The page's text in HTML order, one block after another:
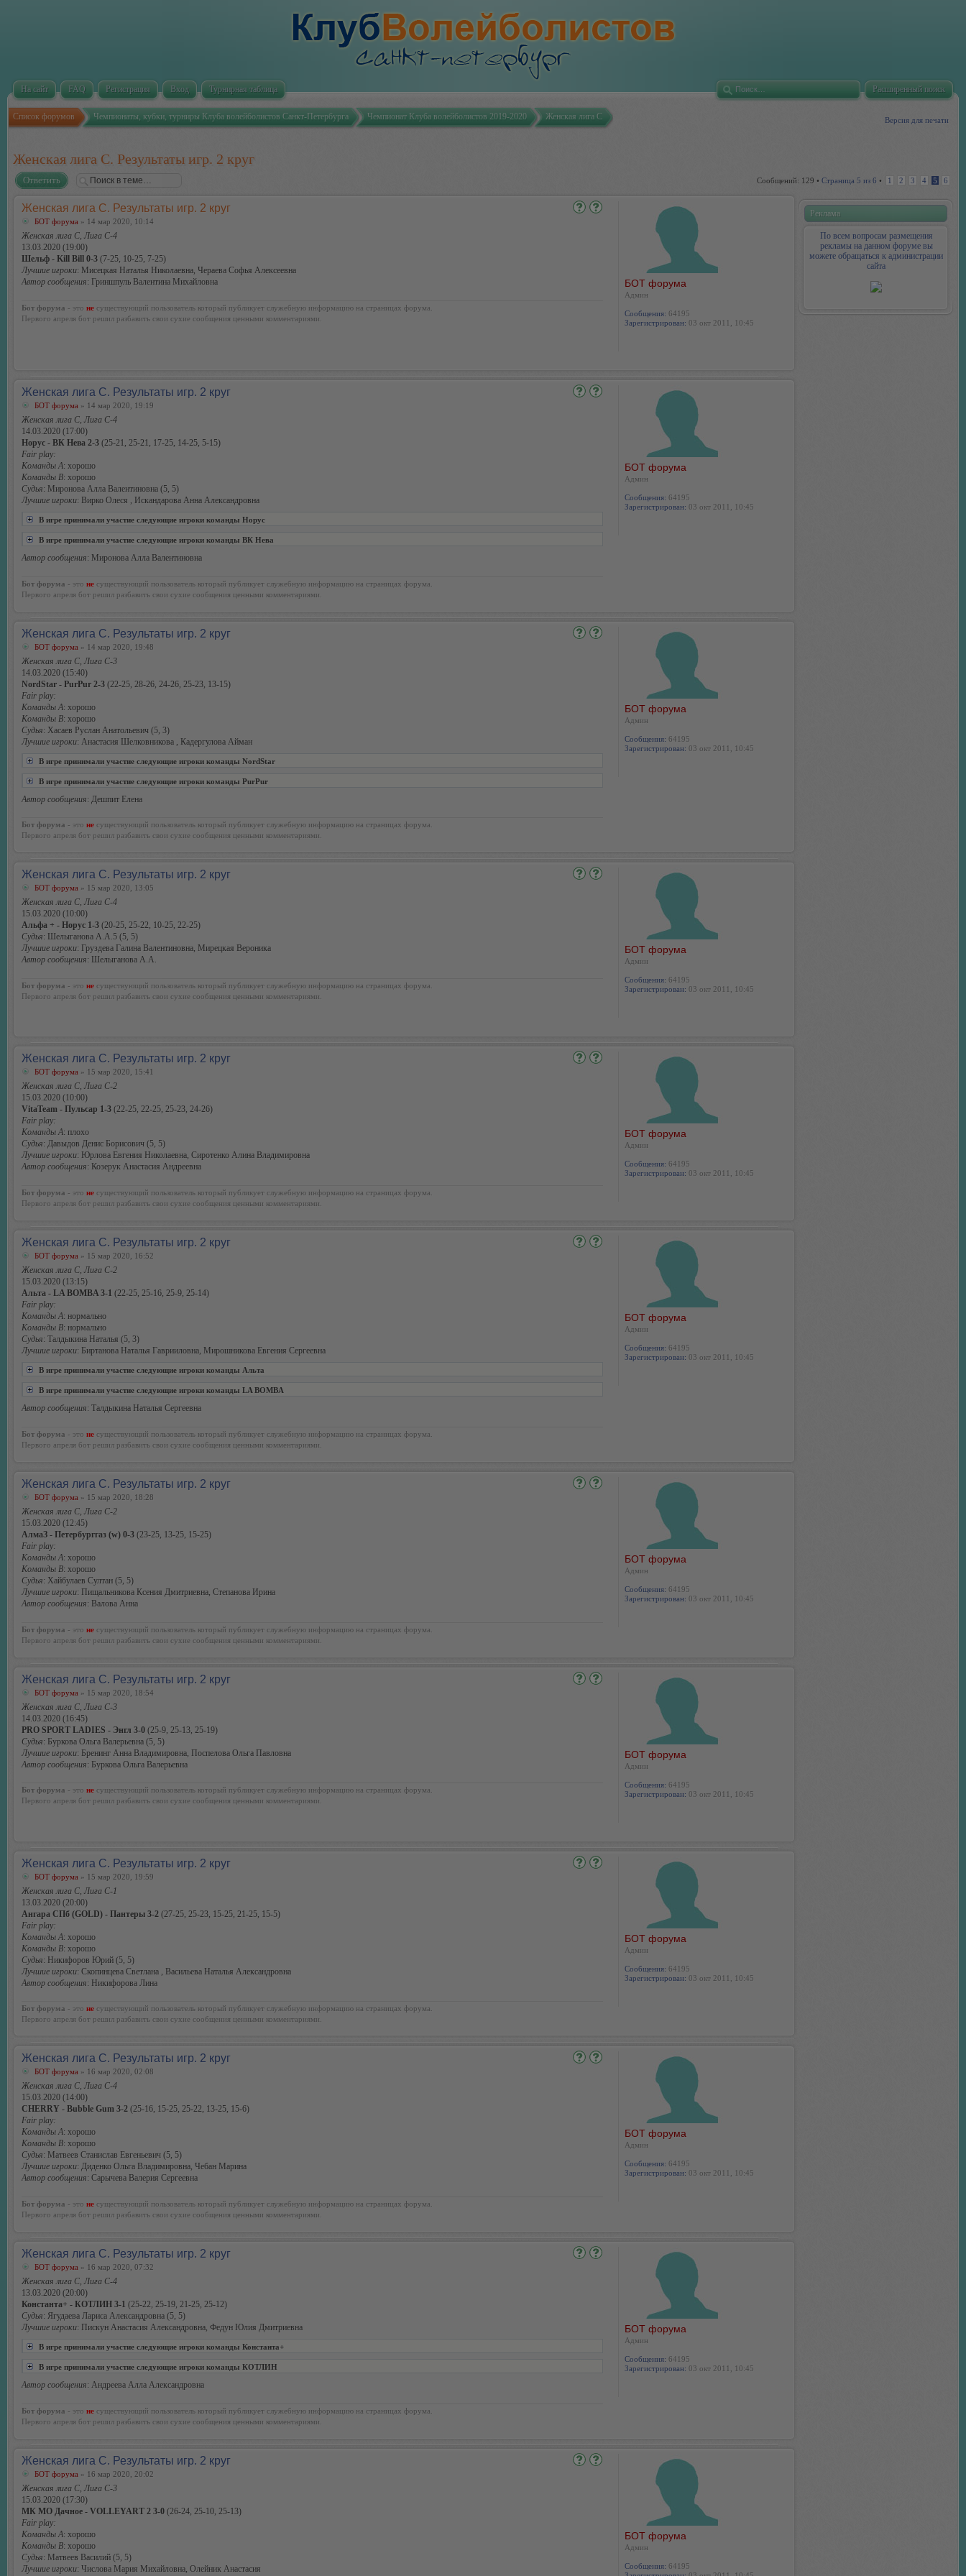
Расширенный поиск
На сайт FAQ Регистрация Вход Турнирная таблица
Версия для печати
Список форумов Чемпионаты, кубки, турниры Клуба волейболистов Санкт-Петербурга Чемпионат Клуба волейболистов 2019-2020 Женская лига С
Женская лига С. Результаты игр. 2 круг
Ответить Сообщений: 129 • Страница 5 из 6 • 1 2 3 4 5 6
Женская лига С. Результаты игр. 2 круг
БОТ форума » 14 мар 2020, 10:14
Женская лига С, Лига С-4
13.03.2020 (19:00)
Шельф - Kill Bill 0-3 (7-25, 10-25, 7-25)
Лучшие игроки: Мисецкая Наталья Николаевна, Чераева Софья Алексеевна
Автор сообщения: Гриншпуль Валентина Михайловна
Бот форума - это не существующий пользователь который публикует служебную информацию на страницах форума.
Первого апреля бот решил разбавить свои сухие сообщения ценными комментариями.
БОТ форума
Админ
Сообщения: 64195
Зарегистрирован: 03 окт 2011, 10:45
Женская лига С. Результаты игр. 2 круг
БОТ форума » 14 мар 2020, 19:19
Женская лига С, Лига С-4
14.03.2020 (17:00)
Норус - ВК Нева 2-3 (25-21, 25-21, 17-25, 14-25, 5-15)
Fair play:
Команды А: хорошо
Команды В: хорошо
Судья: Миронова Алла Валентиновна (5, 5)
Лучшие игроки: Вирко Олеся , Искандарова Анна Александровна
В игре принимали участие следующие игроки команды Норус
В игре принимали участие следующие игроки команды ВК Нева
Автор сообщения: Миронова Алла Валентиновна
Бот форума - это не существующий пользователь который публикует служебную информацию на страницах форума.
Первого апреля бот решил разбавить свои сухие сообщения ценными комментариями.
БОТ форума
Админ
Сообщения: 64195
Зарегистрирован: 03 окт 2011, 10:45
Женская лига С. Результаты игр. 2 круг
БОТ форума » 14 мар 2020, 19:48
Женская лига С, Лига С-3
14.03.2020 (15:40)
NordStar - PurPur 2-3 (22-25, 28-26, 24-26, 25-23, 13-15)
Fair play:
Команды А: хорошо
Команды В: хорошо
Судья: Хасаев Руслан Анатольевич (5, 3)
Лучшие игроки: Анастасия Шелковникова , Кадергулова Айман
В игре принимали участие следующие игроки команды NordStar
В игре принимали участие следующие игроки команды PurPur
Автор сообщения: Дешпит Елена
Бот форума - это не существующий пользователь который публикует служебную информацию на страницах форума.
Первого апреля бот решил разбавить свои сухие сообщения ценными комментариями.
БОТ форума
Админ
Сообщения: 64195
Зарегистрирован: 03 окт 2011, 10:45
Женская лига С. Результаты игр. 2 круг
БОТ форума » 15 мар 2020, 13:05
Женская лига С, Лига С-4
15.03.2020 (10:00)
Альфа + - Норус 1-3 (20-25, 25-22, 10-25, 22-25)
Судья: Шелыганова А.А.5 (5, 5)
Лучшие игроки: Груздева Галина Валентиновна, Мирецкая Вероника
Автор сообщения: Шелыганова А.А.
Бот форума - это не существующий пользователь который публикует служебную информацию на страницах форума.
Первого апреля бот решил разбавить свои сухие сообщения ценными комментариями.
БОТ форума
Админ
Сообщения: 64195
Зарегистрирован: 03 окт 2011, 10:45
Женская лига С. Результаты игр. 2 круг
БОТ форума » 15 мар 2020, 15:41
Женская лига С, Лига С-2
15.03.2020 (10:00)
VitaTeam - Пульсар 1-3 (22-25, 22-25, 25-23, 24-26)
Fair play:
Команды А: плохо
Судья: Давыдов Денис Борисович (5, 5)
Лучшие игроки: Юрлова Евгения Николаевна, Сиротенко Алина Владимировна
Автор сообщения: Козерук Анастасия Андреевна
Бот форума - это не существующий пользователь который публикует служебную информацию на страницах форума.
Первого апреля бот решил разбавить свои сухие сообщения ценными комментариями.
БОТ форума
Админ
Сообщения: 64195
Зарегистрирован: 03 окт 2011, 10:45
Женская лига С. Результаты игр. 2 круг
БОТ форума » 15 мар 2020, 16:52
Женская лига С, Лига С-2
15.03.2020 (13:15)
Альта - LA BOMBA 3-1 (22-25, 25-16, 25-9, 25-14)
Fair play:
Команды А: нормально
Команды В: нормально
Судья: Талдыкина Наталья (5, 3)
Лучшие игроки: Биртанова Наталья Гаврииловна, Мирошникова Евгения Сергеевна
В игре принимали участие следующие игроки команды Альта
В игре принимали участие следующие игроки команды LA BOMBA
Автор сообщения: Талдыкина Наталья Сергеевна
Бот форума - это не существующий пользователь который публикует служебную информацию на страницах форума.
Первого апреля бот решил разбавить свои сухие сообщения ценными комментариями.
БОТ форума
Админ
Сообщения: 64195
Зарегистрирован: 03 окт 2011, 10:45
Женская лига С. Результаты игр. 2 круг
БОТ форума » 15 мар 2020, 18:28
Женская лига С, Лига С-2
15.03.2020 (12:45)
АлмаЗ - Петербурггаз (w) 0-3 (23-25, 13-25, 15-25)
Fair play:
Команды А: хорошо
Команды В: хорошо
Судья: Хайбулаев Султан (5, 5)
Лучшие игроки: Пищальникова Ксения Дмитриевна, Степанова Ирина
Автор сообщения: Валова Анна
Бот форума - это не существующий пользователь который публикует служебную информацию на страницах форума.
Первого апреля бот решил разбавить свои сухие сообщения ценными комментариями.
БОТ форума
Админ
Сообщения: 64195
Зарегистрирован: 03 окт 2011, 10:45
Женская лига С. Результаты игр. 2 круг
БОТ форума » 15 мар 2020, 18:54
Женская лига С, Лига С-3
14.03.2020 (16:45)
PRO SPORT LADIES - Энгл 3-0 (25-9, 25-13, 25-19)
Судья: Буркова Ольга Валерьевна (5, 5)
Лучшие игроки: Бренинг Анна Владимировна, Поспелова Ольга Павловна
Автор сообщения: Буркова Ольга Валерьевна
Бот форума - это не существующий пользователь который публикует служебную информацию на страницах форума.
Первого апреля бот решил разбавить свои сухие сообщения ценными комментариями.
БОТ форума
Админ
Сообщения: 64195
Зарегистрирован: 03 окт 2011, 10:45
Женская лига С. Результаты игр. 2 круг
БОТ форума » 15 мар 2020, 19:59
Женская лига С, Лига С-1
13.03.2020 (20:00)
Ангара СПб (GOLD) - Пантеры 3-2 (27-25, 25-23, 15-25, 21-25, 15-5)
Fair play:
Команды А: хорошо
Команды В: хорошо
Судья: Никифоров Юрий (5, 5)
Лучшие игроки: Скопинцева Светлана , Васильева Наталья Александровна
Автор сообщения: Никифорова Лина
Бот форума - это не существующий пользователь который публикует служебную информацию на страницах форума.
Первого апреля бот решил разбавить свои сухие сообщения ценными комментариями.
БОТ форума
Админ
Сообщения: 64195
Зарегистрирован: 03 окт 2011, 10:45
Женская лига С. Результаты игр. 2 круг
БОТ форума » 16 мар 2020, 02:08
Женская лига С, Лига С-4
15.03.2020 (14:00)
CHERRY - Bubble Gum 3-2 (25-16, 15-25, 25-22, 13-25, 15-6)
Fair play:
Команды А: хорошо
Команды В: хорошо
Судья: Матвеев Станислав Евгеньевич (5, 5)
Лучшие игроки: Диденко Ольга Владимировна, Чебан Марина
Автор сообщения: Сарычева Валерия Сергеевна
Бот форума - это не существующий пользователь который публикует служебную информацию на страницах форума.
Первого апреля бот решил разбавить свои сухие сообщения ценными комментариями.
БОТ форума
Админ
Сообщения: 64195
Зарегистрирован: 03 окт 2011, 10:45
Женская лига С. Результаты игр. 2 круг
БОТ форума » 16 мар 2020, 07:32
Женская лига С, Лига С-4
13.03.2020 (20:00)
Константа+ - КОТЛИН 3-1 (25-22, 25-19, 21-25, 25-12)
Судья: Ягудаева Лариса Александровна (5, 5)
Лучшие игроки: Пискун Анастасия Александровна, Федун Юлия Дмитриевна
В игре принимали участие следующие игроки команды Константа+
В игре принимали участие следующие игроки команды КОТЛИН
Автор сообщения: Андреева Алла Александровна
Бот форума - это не существующий пользователь который публикует служебную информацию на страницах форума.
Первого апреля бот решил разбавить свои сухие сообщения ценными комментариями.
БОТ форума
Админ
Сообщения: 64195
Зарегистрирован: 03 окт 2011, 10:45
Женская лига С. Результаты игр. 2 круг
БОТ форума » 16 мар 2020, 20:02
Женская лига С, Лига С-3
15.03.2020 (17:30)
МК МО Дачное - VOLLEYART 2 3-0 (26-24, 25-10, 25-13)
Fair play:
Команды А: хорошо
Команды В: хорошо
Судья: Матвеев Василий (5, 5)
Лучшие игроки: Числова Мария Михайловна, Олейник Анастасия
БОТ форума
Админ
Сообщения: 64195
Реклама
По всем вопросам размещения
рекламы на данном форуме вы
можете обращаться к администрации
сайта